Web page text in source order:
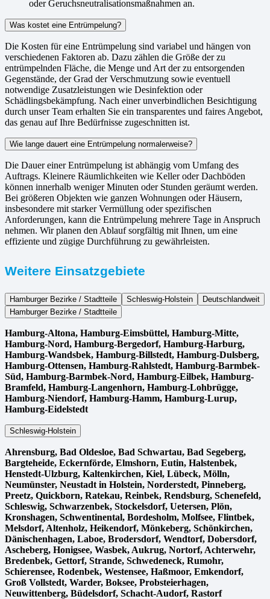
oder Geruchsneutralisationsmaßnahmen an.
Was kostet eine Entrümpelung?
Die Kosten für eine Entrümpelung sind variabel und hängen von
verschiedenen Faktoren ab. Dazu zählen die Größe der zu
entrümpelnden Fläche, die Menge und Art der zu entsorgenden
Gegenstände, der Grad der Verschmutzung sowie eventuell
notwendige Zusatzleistungen wie Desinfektion oder
Schädlingsbekämpfung. Nach einer unverbindlichen Besichtigung
durch unser Team erhalten Sie ein transparentes und faires Angebot,
das genau auf Ihre Bedürfnisse zugeschnitten ist.
Wie lange dauert eine Entrümpelung normalerweise?
Die Dauer einer Entrümpelung ist abhängig vom Umfang des
Auftrags. Kleinere Räumlichkeiten wie Keller oder Dachböden
können innerhalb weniger Minuten oder Stunden geräumt werden.
Bei größeren Objekten wie ganzen Wohnungen oder Häusern,
insbesondere mit starker Vermüllung oder spezifischen
Anforderungen, kann die Entrümpelung mehrere Tage in Anspruch
nehmen. Wir planen den Ablauf sorgfältig mit Ihnen, um eine
effiziente und zügige Durchführung zu gewährleisten.
Weitere Einsatzgebiete
Hamburger Bezirke / Stadtteile Schleswig-Holstein
Deutschlandweit
Hamburger Bezirke / Stadtteile
Hamburg-Altona, Hamburg-Eimsbüttel, Hamburg-Mitte,
Hamburg-Nord, Hamburg-Bergedorf, Hamburg-Harburg,
Hamburg-Wandsbek, Hamburg-Billstedt, Hamburg-Dulsberg,
Hamburg-Ottensen, Hamburg-Rahlstedt, Hamburg-Barmbek-
Süd, Hamburg-Barmbek-Nord, Hamburg-Eilbek, Hamburg-
Bramfeld, Hamburg-Langenhorn, Hamburg-Lohbrügge,
Hamburg-Niendorf, Hamburg-Hamm, Hamburg-Lurup,
Hamburg-Eidelstedt
Schleswig-Holstein
Ahrensburg, Bad Oldesloe, Bad Schwartau, Bad Segeberg,
Bargteheide, Eckernförde, Elmshorn, Eutin, Halstenbek,
Henstedt-Ulzburg, Kaltenkirchen, Kiel, Lübeck, Mölln,
Neumünster, Neustadt in Holstein, Norderstedt, Pinneberg,
Preetz, Quickborn, Ratekau, Reinbek, Rendsburg, Schenefeld,
Schleswig, Schwarzenbek, Stockelsdorf, Uetersen, Plön,
Kronshagen, Schwentinental, Bordesholm, Molfsee, Flintbek,
Melsdorf, Altenholz, Heikendorf, Mönkeberg, Schönkirchen,
Dänischenhagen, Laboe, Brodersdorf, Wendtorf, Dobersdorf,
Ascheberg, Honigsee, Wasbek, Aukrug, Nortorf, Achterwehr,
Bredenbek, Gettorf, Strande, Schwedeneck, Rumohr,
Schierensee, Rodenbek, Westensee, Haßmoor, Emkendorf,
Groß Vollstedt, Warder, Boksee, Probsteierhagen,
Neuwittenberg, Büdelsdorf, Schacht-Audorf, Rastorf